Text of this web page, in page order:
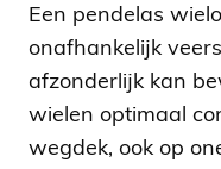
Een pendelas
onafhankelijk
afzonderlijk kan
wielen optimaal
wegdek, ook op